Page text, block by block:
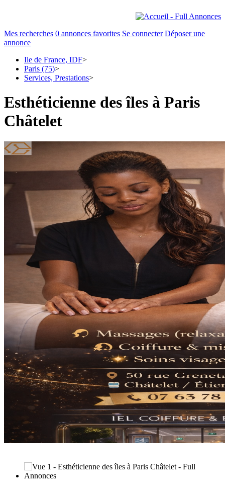
Mes recherches 0 annonces favorites Se connecter Déposer une
annonce
Ile de France, IDF>
Paris (75)>
Services, Prestations>
Esthéticienne des îles à Paris
Châtelet